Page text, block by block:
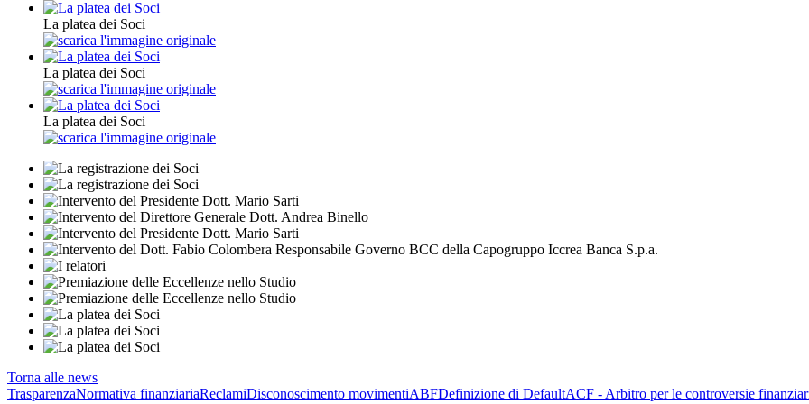
La platea dei Soci
La platea dei Soci
La platea dei Soci
Torna alle news
TrasparenzaNormativa finanziariaReclamiDisconoscimento movimentiABFDefinizione di DefaultACF - Arbitro per le controversie